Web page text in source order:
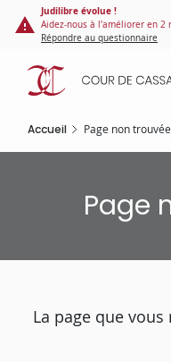
Panneau de gestion des
contenu
principal
Judilibre évolue !
Aidez-nous à l'améliorer en 2
Répondre au questionnaire
Accueil Page non trouvée
Page
La page que